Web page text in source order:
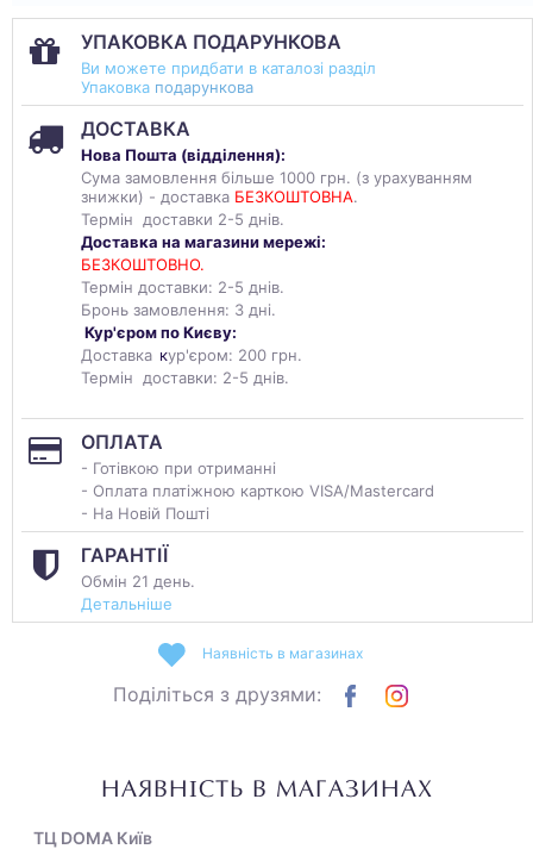
УПАКОВКА ПОДАРУНКОВА
Ви можете придбати в каталозі разділ
Упаковка подарункова
ДОСТАВКА
Нова Пошта (відділення):
Сума замовлення більше 1000 грн. (з урахуванням
знижки) - доставка БЕЗКОШТОВНА.
Термін доставки 2-5 днів.
Доставка на магазини мережі:
БЕЗКОШТОВНО.
Термін доставки: 2-5 днів.
Бронь замовлення: 3 дні.
Кур'єром по Києву:
Доставка кур'єром: 200 грн.
Термін доставки: 2-5 днів.
ОПЛАТА
- Готівкою при отриманні
- Оплата платіжною карткою VISA/Mastercard
- На Новій Пошті
ГАРАНТІЇ
Обмін 21 день.
Детальніше
Наявність в магазинах
Поділіться з друзями:
НАЯВНІСТЬ В МАГАЗИНАХ
ТЦ DOMA Київ